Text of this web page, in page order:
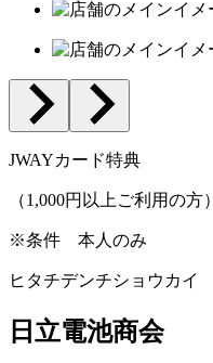
JWAYカード特典
（1,000円以上ご利用の
※条件 本人のみ
ヒタチデンチショウカイ
日立電池商会